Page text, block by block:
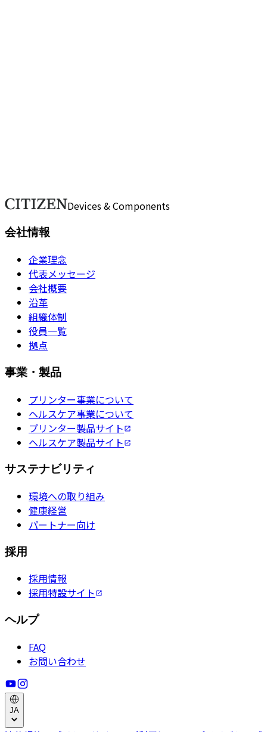
お問い合わせ Devices & Components
会社情報
企業理念
代表メッセージ
会社概要
沿革
組織体制
役員一覧
拠点
事業・製品
プリンター事業について
ヘルスケア事業について
プリンター製品サイト
ヘルスケア製品サイト
サステナビリティ
環境への取り組み
健康経営
パートナー向け
採用
採用情報
採用特設サイト
ヘルプ
FAQ
お問い合わせ
JA